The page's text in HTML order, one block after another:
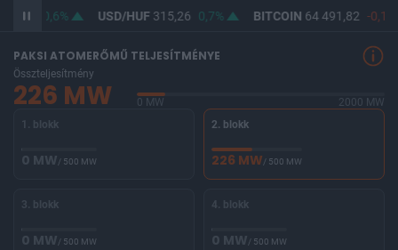
0,6% USD/HUF315,26 0,7% BITCOIN 64 491,82 -
PAKSI ATOMERŐMŰ TELJESÍTMÉNYE
Összteljesítmény
226 MW 0 MW
2000 MW
1. blokk
0 MW/ 500 MW
2. blokk
226 MW/ 500 MW
3. blokk
0 MW/ 500 MW
4. blokk
0 MW/ 500 MW